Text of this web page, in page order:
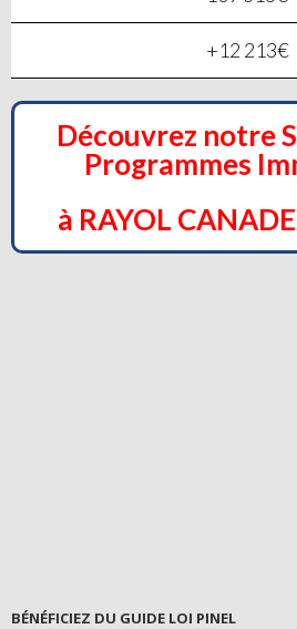
+12 213€
Découvrez notre
Programmes
à RAYOL
BÉNÉFICIEZ DU GUIDE LOI PINEL